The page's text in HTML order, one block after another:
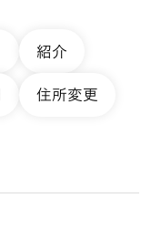
紹介
住所変更